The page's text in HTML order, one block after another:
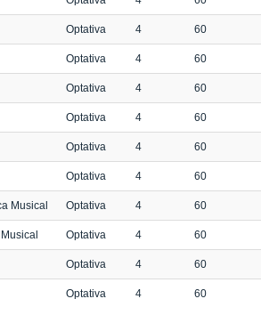
Optativa 4 60
Optativa 4 60
Optativa 4 60
Optativa 4 60
Optativa 4 60
Optativa 4 60
Musical Optativa 4 60
Optativa 4 60
Optativa 4 60
Optativa 4 60